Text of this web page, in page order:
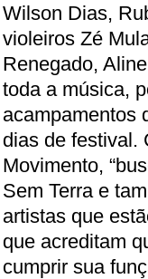
Wilson Dias,
violeiros Zé
Renegado,
toda a música,
acampamentos
dias de festival.
Movimento,
Sem Terra e
artistas que
que acreditam
cumprir sua